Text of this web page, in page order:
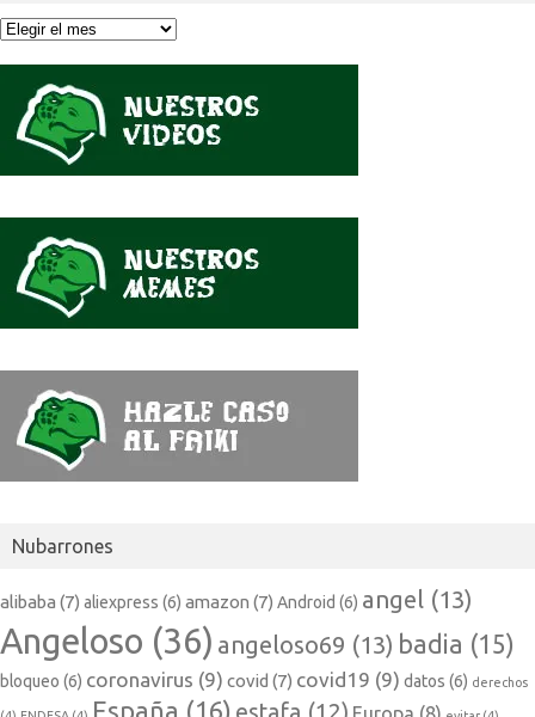
Lo
Nubarrones
alibaba (7) aliexpress (6) amazon (7) Android (6) angel (13)
Angeloso (36) angeloso69 (13) badia (15)
bloqueo (6) coronavirus (9) covid (7) covid19 (9) datos (6) derechos
España (16)